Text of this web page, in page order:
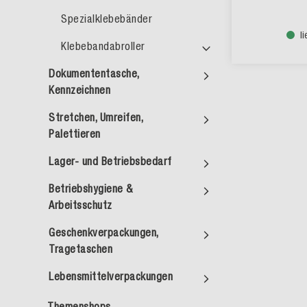
Spezialklebebänder
Klebebandabroller
Dokumententasche,
Kennzeichnen
Stretchen, Umreifen,
Palettieren
Lager- und Betriebsbedarf
Betriebshygiene &
Arbeitsschutz
Geschenkverpackungen,
Tragetaschen
Lebensmittelverpackungen